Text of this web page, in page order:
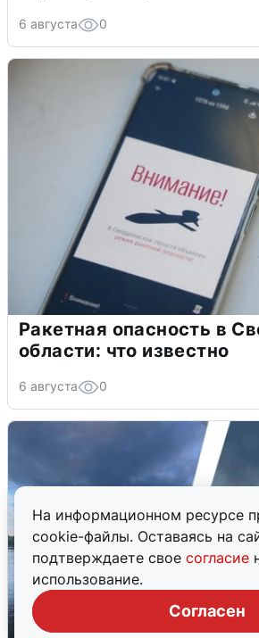
На информационном ресурсе
cookie-файлы. Оставаясь на
подтверждаете свое согласие
использование.
Согласен
6 августа 0
Ракетная опасность в
области: что известно
6 августа 0